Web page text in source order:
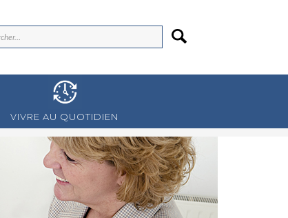
VIVRE AU QUOTIDIEN